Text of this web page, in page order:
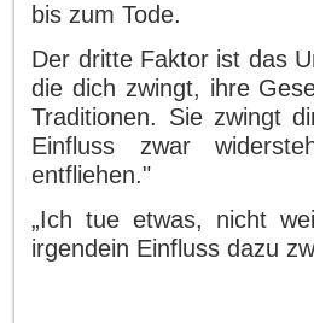
bis zum Tode.
Der dritte Faktor ist das
die dich zwingt, ihre
Traditionen. Sie zwingt
Einfluss zwar
entfliehen."
„Ich tue etwas, nicht
irgendein Einfluss dazu